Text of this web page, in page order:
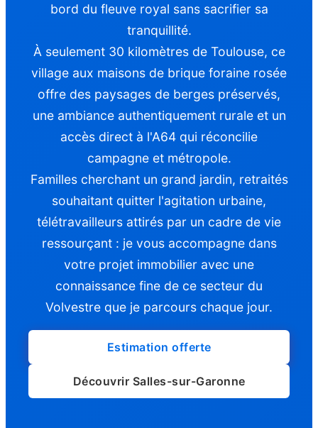
bord du fleuve royal sans sacrifier sa
tranquillité.
À seulement 30 kilomètres de Toulouse, ce
village aux maisons de brique foraine rosée
offre des paysages de berges préservés,
une ambiance authentiquement rurale et un
accès direct à l'A64 qui réconcilie
campagne et métropole.
Familles cherchant un grand jardin, retraités
souhaitant quitter l'agitation urbaine,
télétravailleurs attirés par un cadre de vie
ressourçant : je vous accompagne dans
votre projet immobilier avec une
connaissance fine de ce secteur du
Volvestre que je parcours chaque jour.
Estimation offerte
Découvrir Salles-sur-Garonne